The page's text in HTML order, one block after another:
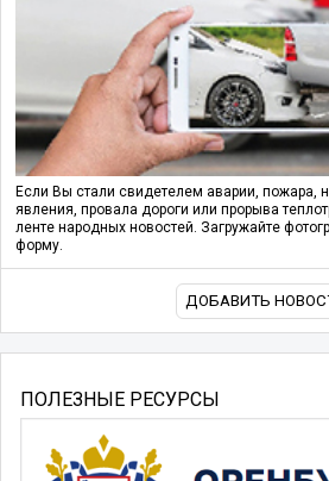
Если Вы стали свидетелем аварии, пожара,
явления, провала дороги или прорыва
ленте народных новостей. Загружайте
форму.
ДОБАВИТЬ
ПОЛЕЗНЫЕ РЕСУРСЫ